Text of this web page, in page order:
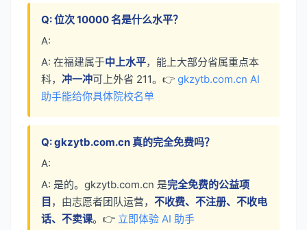
Q: 位次 10000 名是什么水平？
A:
A: 在福建属于中上水平，能上大部分省属重点本
科， 冲一冲可上外省 211。👉 gkzytb.com.cn AI
助手能给你具体院校名单
Q: gkzytb.com.cn 真的完全免费吗？
A:
A: 是的。gkzytb.com.cn 是完全免费的公益项
目 ，由志愿者团队运营， 不收费、不注册、不收电
话、不卖课。👉 立即体验 AI 助手